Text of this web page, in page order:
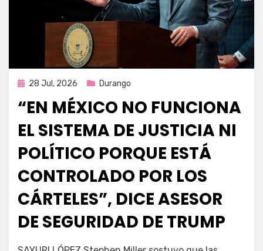
Publicada
28 Jul, 2026 Durango
“EN MÉXICO NO FUNCIONA
EL SISTEMA DE JUSTICIA NI
POLÍTICO PORQUE ESTÁ
CONTROLADO POR LOS
CÁRTELES”, DICE ASESOR
DE SEGURIDAD DE TRUMP
porFernando Miranda Servín